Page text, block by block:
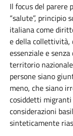
Il focus del parere
“salute”, principio
italiana come
e della collettività,
essenziale e
territorio
persone siano
meno, che siano
cosiddetti migranti
considerazioni
sinteticamente